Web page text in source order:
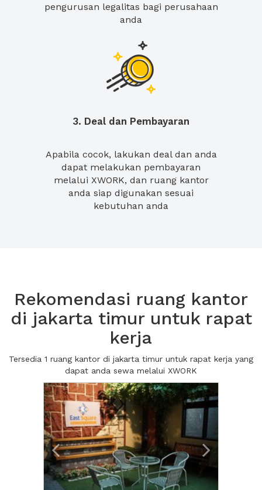
pengurusan legalitas bagi perusahaan
anda
3. Deal dan Pembayaran
Apabila cocok, lakukan deal dan anda
dapat melakukan pembayaran
melalui XWORK, dan ruang kantor
anda siap digunakan sesuai
kebutuhan anda
Rekomendasi ruang kantor
di jakarta timur untuk rapat
kerja
Tersedia 1 ruang kantor di jakarta timur untuk rapat kerja yang
dapat anda sewa melalui XWORK
Previous Next2